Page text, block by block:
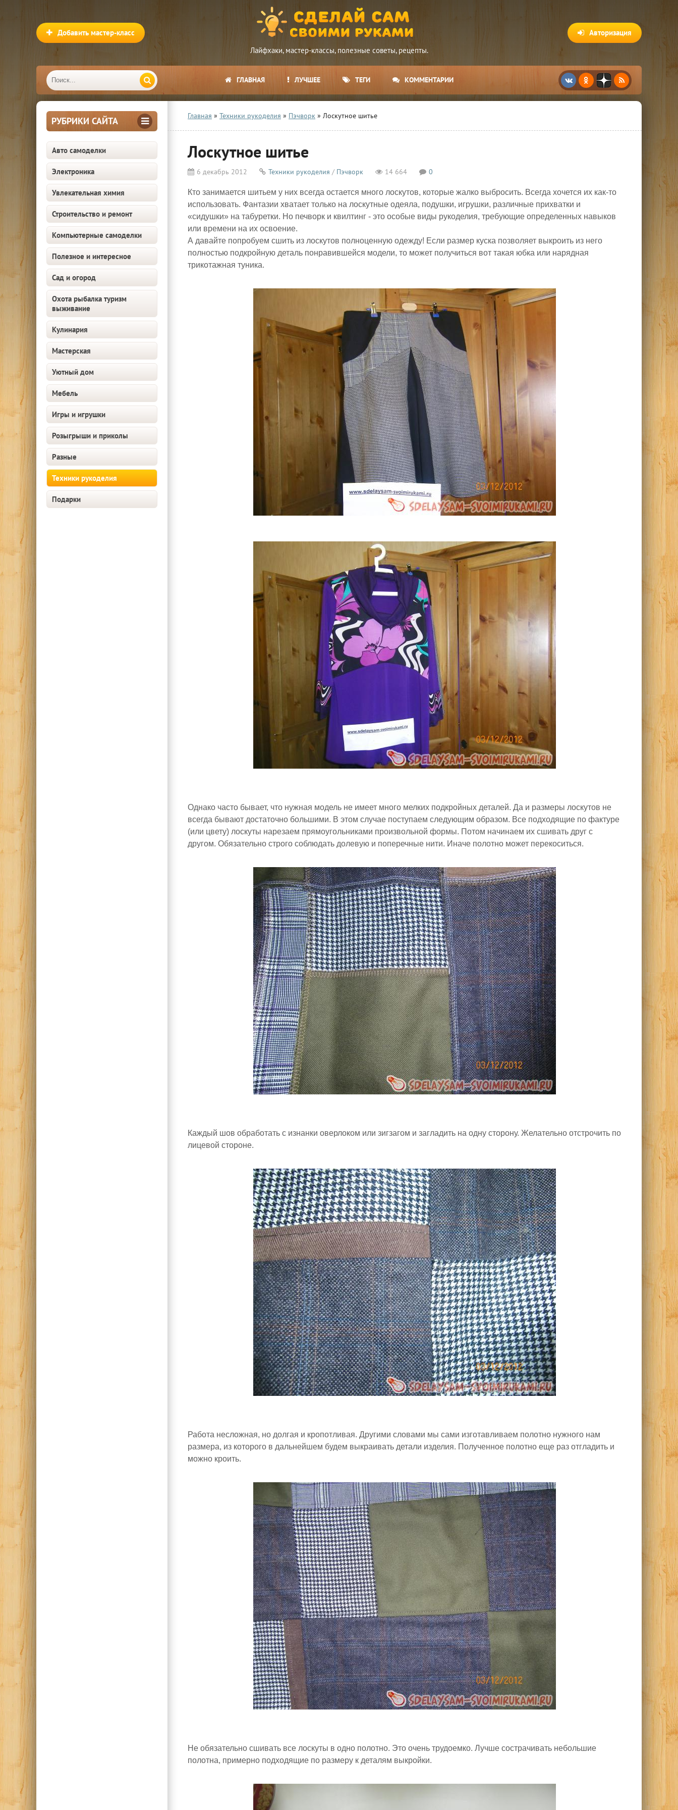
Лайфхаки, мастер-классы, полезные советы, рецепты.
Авторизация
Добавить мастер-класс
ГЛАВНАЯ ЛУЧШЕЕ ТЕГИ КОММЕНТАРИИ
РУБРИКИ САЙТА
Авто самоделки
Электроника
Увлекательная химия
Строительство и ремонт
Компьютерные самоделки
Полезное и интересное
Сад и огород
Охота рыбалка туризм
выживание
Кулинария
Мастерская
Уютный дом
Мебель
Игры и игрушки
Розыгрыши и приколы
Разные
Техники рукоделия
Подарки
Главная » Техники рукоделия » Пэчворк » Лоскутное шитье
Лоскутное шитье
6 декабрь 2012 Техники рукоделия / Пэчворк 14 664 0
Кто занимается шитьем у них всегда остается много лоскутов, которые жалко выбросить. Всегда хочется их как-то
использовать. Фантазии хватает только на лоскутные одеяла, подушки, игрушки, различные прихватки и
«сидушки» на табуретки. Но печворк и квилтинг - это особые виды рукоделия, требующие определенных навыков
или времени на их освоение.
А давайте попробуем сшить из лоскутов полноценную одежду! Если размер куска позволяет выкроить из него
полностью подкройную деталь понравившейся модели, то может получиться вот такая юбка или нарядная
трикотажная туника.
Однако часто бывает, что нужная модель не имеет много мелких подкройных деталей. Да и размеры лоскутов не
всегда бывают достаточно большими. В этом случае поступаем следующим образом. Все подходящие по фактуре
(или цвету) лоскуты нарезаем прямоугольниками произвольной формы. Потом начинаем их сшивать друг с
другом. Обязательно строго соблюдать долевую и поперечные нити. Иначе полотно может перекоситься.
Каждый шов обработать с изнанки оверлоком или зигзагом и загладить на одну сторону. Желательно отстрочить по
лицевой стороне.
Работа несложная, но долгая и кропотливая. Другими словами мы сами изготавливаем полотно нужного нам
размера, из которого в дальнейшем будем выкраивать детали изделия. Полученное полотно еще раз отгладить и
можно кроить.
Не обязательно сшивать все лоскуты в одно полотно. Это очень трудоемко. Лучше сострачивать небольшие
полотна, примерно подходящие по размеру к деталям выкройки.